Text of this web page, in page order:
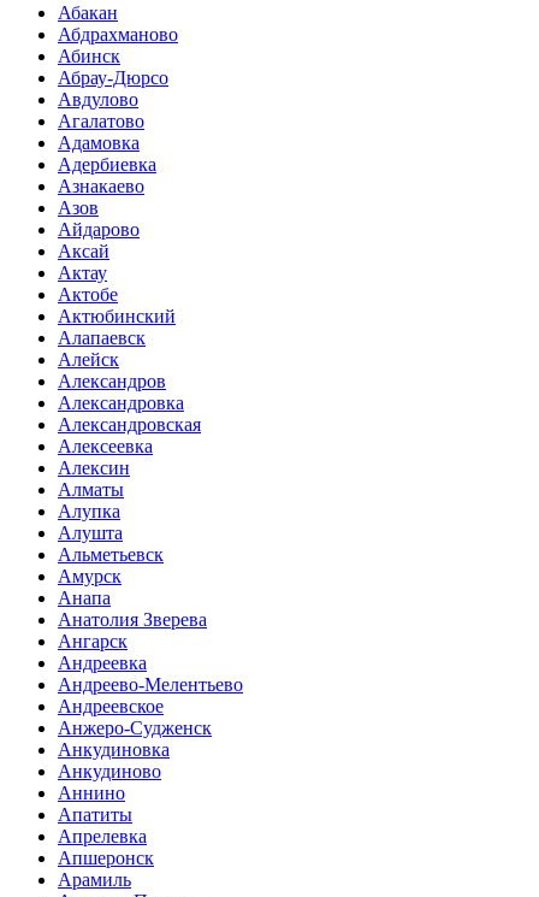
Абакан
Абдрахманово
Абинск
Абрау-Дюрсо
Авдулово
Агалатово
Адамовка
Адербиевка
Азнакаево
Азов
Айдарово
Аксай
Актау
Актобе
Актюбинский
Алапаевск
Алейск
Александров
Александровка
Александровская
Алексеевка
Алексин
Алматы
Алупка
Алушта
Альметьевск
Амурск
Анапа
Анатолия Зверева
Ангарск
Андреевка
Андреево-Мелентьево
Андреевское
Анжеро-Судженск
Анкудиновка
Анкудиново
Аннино
Апатиты
Апрелевка
Апшеронск
Арамиль